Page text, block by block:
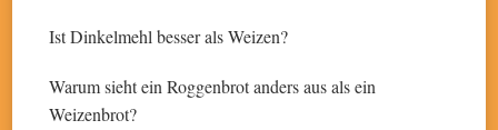
Ist Dinkelmehl besser als Weizen?
Warum sieht ein Roggenbrot anders aus als ein
Weizenbrot?